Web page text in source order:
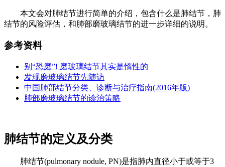
本文会对肺结节进行简单的介绍，包含什么是肺结节，肺
结节的风险评估，和肺部磨玻璃结节的进一步详细的说明。
参考资料
别“恐磨”! 磨玻璃结节其实是惰性的
发现磨玻璃结节先随访
中国肺部结节分类、诊断与治疗指南(2016年版)
肺部磨玻璃结节的诊治策略
肺结节的定义及分类
肺结节(pulmonary nodule, PN)是指肺内直径小于或等于3